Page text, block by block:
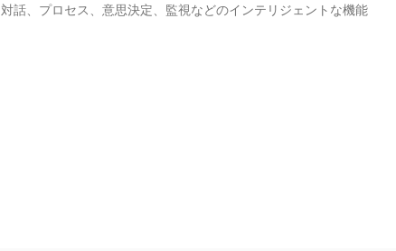
対話、プロセス、意思決定、監視などのインテリジェントな機能